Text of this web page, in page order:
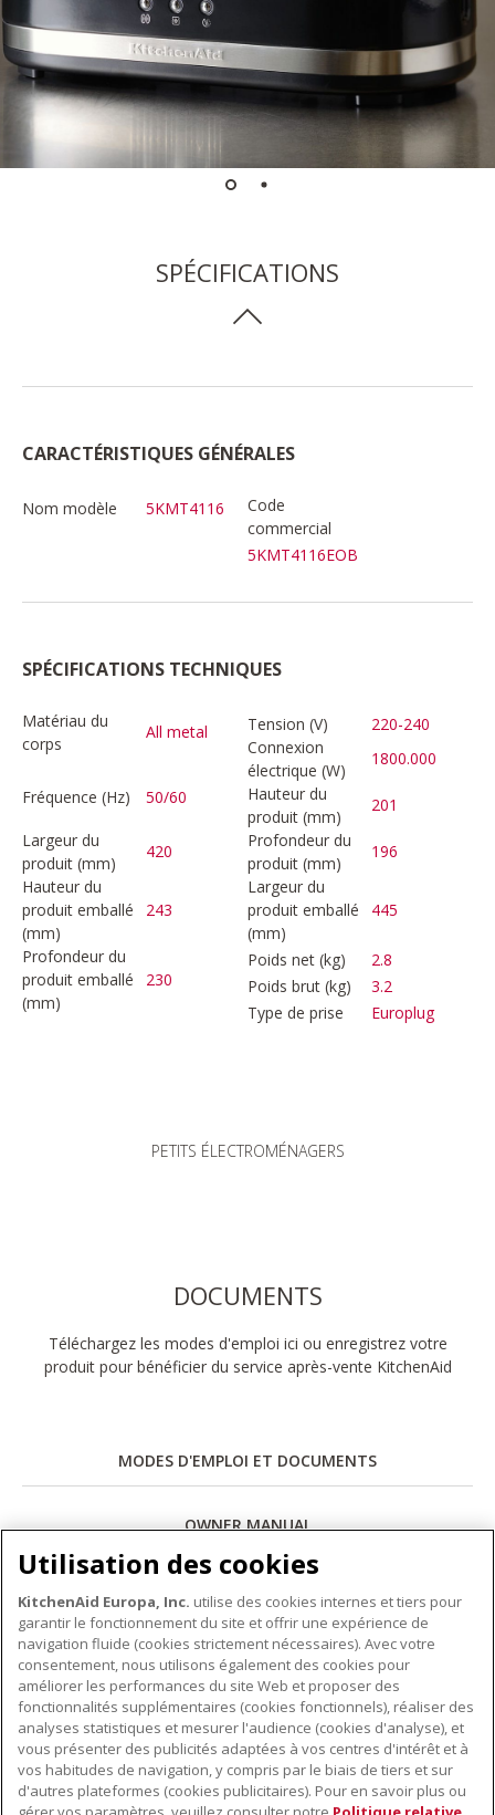
SPÉCIFICATIONS
CARACTÉRISTIQUES GÉNÉRALES
Nom modèle 5KMT4116
Code
commercial
5KMT4116EOB
SPÉCIFICATIONS TECHNIQUES
Matériau du
corps
All metal Tension (V)
220-240
Connexion
électrique (W)
1800.000
Fréquence (Hz)
50/60
Hauteur du
produit (mm)
201
Largeur du
produit (mm)
420
Profondeur du
produit (mm)
196
Hauteur du
produit emballé
(mm)
243
Largeur du
produit emballé
(mm)
445
Profondeur du
produit emballé
(mm)
230
Poids net (kg)
2.8
Poids brut (kg)
3.2
Type de prise
Europlug
PETITS ÉLECTROMÉNAGERS
DOCUMENTS
Téléchargez les modes d'emploi ici ou enregistrez votre
produit pour bénéficier du service après-vente KitchenAid
MODES D'EMPLOI ET DOCUMENTS
OWNER MANUAL
Télécharger
À PROPOS DE KITCHENAID
À propos de KitchenAid
Histoire de la marque
NOS PRODUITS
Utilisation des cookies
KitchenAid Europa, Inc. utilise des cookies internes et tiers pour
garantir le fonctionnement du site et offrir une expérience de
navigation fluide (cookies strictement nécessaires). Avec votre
consentement, nous utilisons également des cookies pour
améliorer les performances du site Web et proposer des
fonctionnalités supplémentaires (cookies fonctionnels), réaliser des
analyses statistiques et mesurer l'audience (cookies d'analyse), et
vous présenter des publicités adaptées à vos centres d'intérêt et à
vos habitudes de navigation, y compris par le biais de tiers et sur
d'autres plateformes (cookies publicitaires). Pour en savoir plus ou